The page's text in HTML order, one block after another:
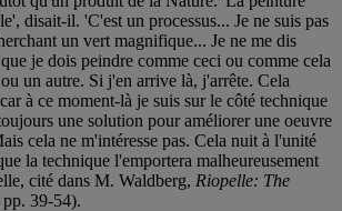
disait-il. 'C'est un processus... Je ne suis pas
un vert magnifique... Je ne me dis
je dois peindre comme ceci ou comme cela
un autre. Si j'en arrive là, j'arrête. Cela
à ce moment-là je suis sur le côté technique
une solution pour améliorer une oeuvre
cela ne m'intéresse pas. Cela nuit à l'unité
la technique l'emportera malheureusement
cité dans M. Waldberg, Riopelle: The
39-54).